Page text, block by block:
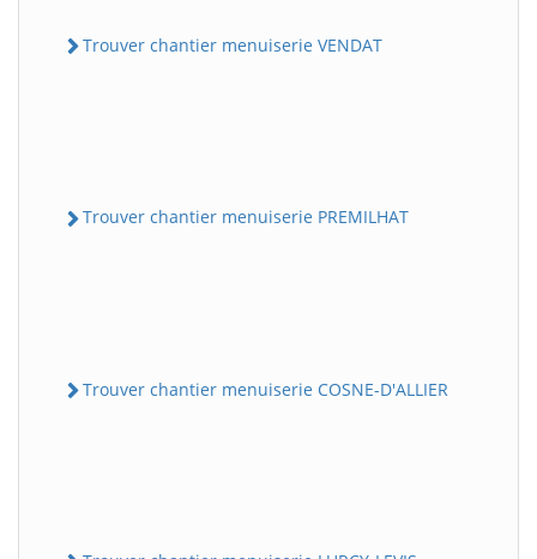
Trouver chantier menuiserie VENDAT
Trouver chantier menuiserie PREMILHAT
Trouver chantier menuiserie COSNE-D'ALLIER